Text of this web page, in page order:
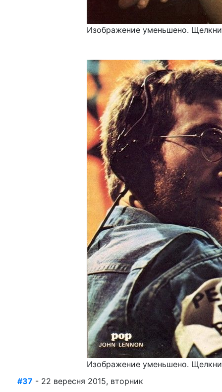
Изображение уменьшено.
Изображение уменьшено.
#37 - 22 вересня 2015, вторник